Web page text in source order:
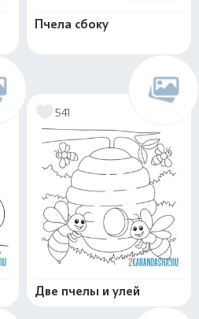
Пчела сбоку
541
Две пчелы и улей